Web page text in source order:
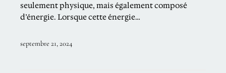
seulement physique, mais également composé
d’énergie. Lorsque cette énergie…
septembre 21, 2024